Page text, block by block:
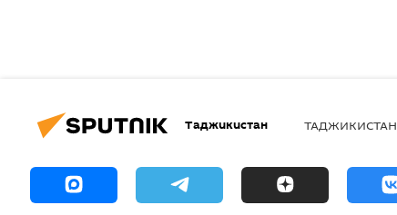
Таджикистан ТАДЖИКИСТАН